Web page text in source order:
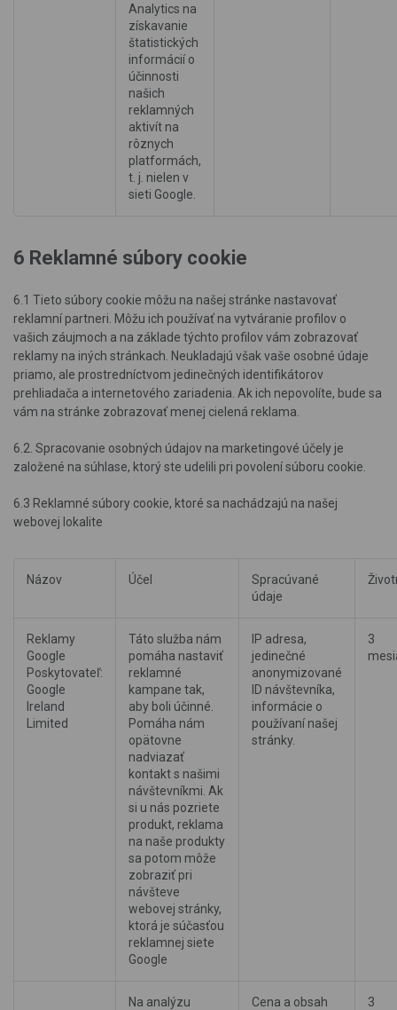
Analytics na
získavanie
štatistických
informácií o
účinnosti
našich
reklamných
aktivít na
rôznych
platformách,
t. j. nielen v
sieti Google.
6 Reklamné súbory cookie
6.1 Tieto súbory cookie môžu na našej stránke nastavovať
reklamní partneri. Môžu ich používať na vytváranie profilov o
vašich záujmoch a na základe týchto profilov vám zobrazovať
reklamy na iných stránkach. Neukladajú však vaše osobné údaje
priamo, ale prostredníctvom jedinečných identifikátorov
prehliadača a internetového zariadenia. Ak ich nepovolíte, bude sa
vám na stránke zobrazovať menej cielená reklama.
6.2. Spracovanie osobných údajov na marketingové účely je
založené na súhlase, ktorý ste udelili pri povolení súboru cookie.
6.3 Reklamné súbory cookie, ktoré sa nachádzajú na našej
webovej lokalite
Názov Účel
Spracúvané
údaje
Reklamy
Google
Poskytovateľ:
Google
Ireland
Limited
Táto služba nám
pomáha nastaviť
reklamné
kampane tak,
aby boli účinné.
Pomáha nám
opätovne
nadviazať
kontakt s našimi
návštevníkmi. Ak
si u nás pozriete
produkt, reklama
na naše produkty
sa potom môže
zobraziť pri
návšteve
webovej stránky,
ktorá je súčasťou
reklamnej siete
Google
IP adresa,
jedinečné
anonymizované
ID návštevníka,
informácie o
používaní našej
stránky.
3
Na analýzu
Cena a obsah
3